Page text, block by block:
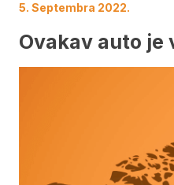
5. Septembra 2022.
Ovakav auto je